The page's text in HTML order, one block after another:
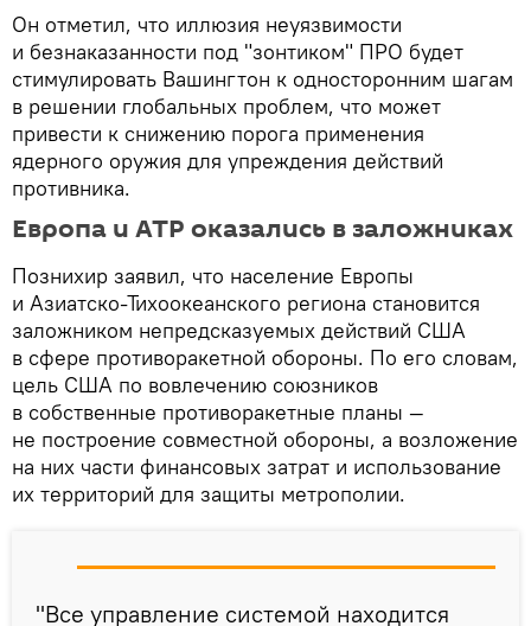
Он отметил, что иллюзия неуязвимости
и безнаказанности под "зонтиком" ПРО будет
стимулировать Вашингтон к односторонним шагам
в решении глобальных проблем, что может
привести к снижению порога применения
ядерного оружия для упреждения действий
противника.
Европа и АТР оказались в заложниках
Познихир заявил, что население Европы
и Азиатско-Тихоокеанского региона становится
заложником непредсказуемых действий США
в сфере противоракетной обороны. По его словам,
цель США по вовлечению союзников
в собственные противоракетные планы —
не построение совместной обороны, а возложение
на них части финансовых затрат и использование
их территорий для защиты метрополии.
"Все управление системой находится